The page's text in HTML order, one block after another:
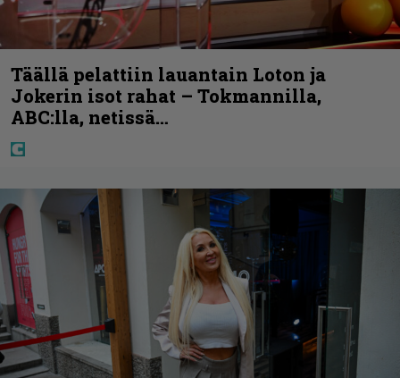
Täällä pelattiin lauantain Loton ja
Jokerin isot rahat – Tokmannilla,
ABC:lla, netissä…